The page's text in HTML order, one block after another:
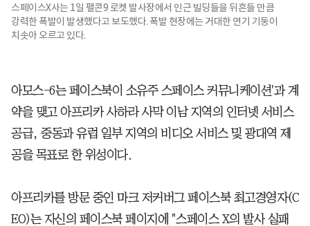
스페이스X사는 1일 팰콘9 로켓 발사장에서 인근 빌딩들을 뒤흔들 만큼
강력한 폭발이 발생했다고 보도했다. 폭발 현장에는 거대한 연기 기둥이
치솟아 오르고 있다.
아모스-6는 페이스북이 소유주 스페이스 커뮤니케이션'과 계
약을 맺고 아프리카 사하라 사막 이남 지역의 인터넷 서비스
공급, 중동과 유럽 일부 지역의 비디오 서비스 및 광대역 제
공을 목표로 한 위성이다.
아프리카를 방문 중인 마크 저커버그 페이스북 최고경영자(C
EO)는 자신의 페이스북 페이지에 "스페이스 X의 발사 실패